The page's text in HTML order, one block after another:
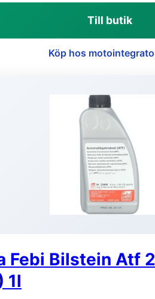
Till butik
Köp hos
Febi Bilstein Atf
1l